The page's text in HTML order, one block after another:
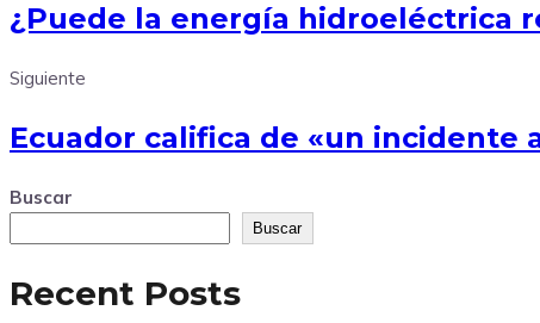
¿Puede la energía hidroeléctrica
Siguiente
Ecuador califica de «un incidente
Buscar
Buscar
Recent Posts